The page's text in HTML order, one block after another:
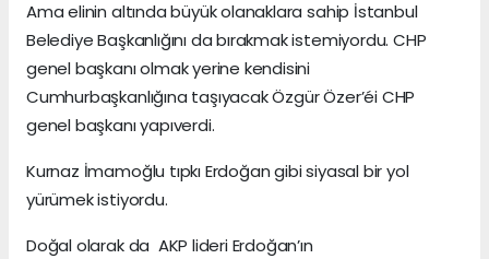
Ama elinin altında büyük olanaklara sahip İstanbul
Belediye Başkanlığını da bırakmak istemiyordu. CHP
genel başkanı olmak yerine kendisini
Cumhurbaşkanlığına taşıyacak Özgür Özer’éi CHP
genel başkanı yapıverdi.
Kurnaz İmamoğlu tıpkı Erdoğan gibi siyasal bir yol
yürümek istiyordu.
Doğal olarak da AKP lideri Erdoğan’ın